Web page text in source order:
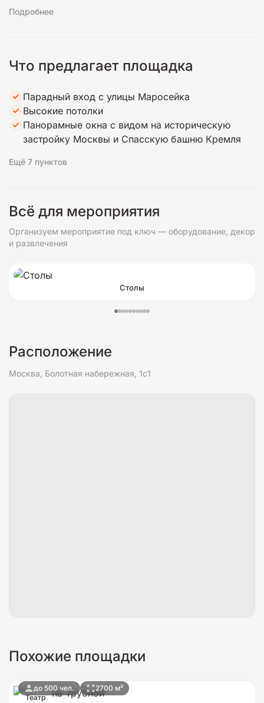
гостей.
Подробнее
Что предлагает площадка
Парадный вход с улицы Маросейка
Высокие потолки
Панорамные окна с видом на историческую
застройку Москвы и Спасскую башню Кремля
Ещё 7 пунктов
Всё для мероприятия
Организуем мероприятие под ключ — оборудование, декор
и развлечения
Столы
Расположение
Москва, Болотная набережная, 1с1
Похожие площадки
Театр
до 500 чел. 2700 м²